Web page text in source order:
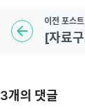
이전 포스트
3개의 댓글